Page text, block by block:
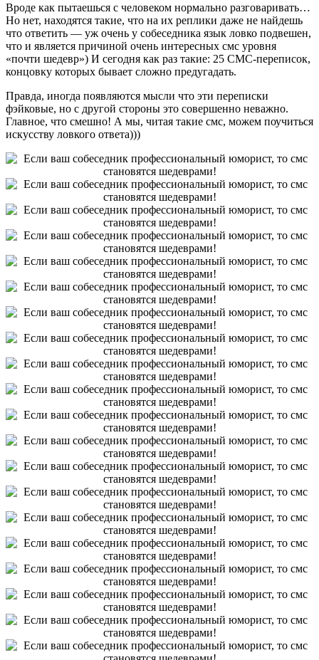
Вроде как пытаешься с человеком нормально разговаривать…
Но нет, находятся такие, что на их реплики даже не найдешь
что ответить — уж очень у собеседника язык ловко подвешен,
что и является причиной очень интересных смс уровня
«почти шедевр») И сегодня как раз такие: 25 СМС-переписок,
концовку которых бывает сложно предугадать.
Правда, иногда появляются мысли что эти переписки
фэйковые, но с другой стороны это совершенно неважно.
Главное, что смешно! А мы, читая такие смс, можем поучиться
искусству ловкого ответа)))